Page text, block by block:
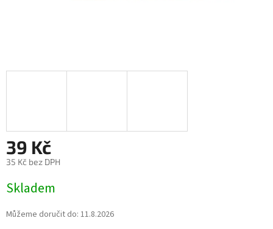
39 Kč
35 Kč bez DPH
cena:
Skladem
Můžeme doručit do: 11.8.2026